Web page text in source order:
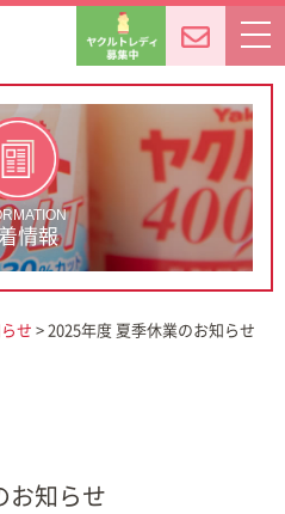
情報
せ > 2025年度 夏季休業のお知らせ
お知らせ